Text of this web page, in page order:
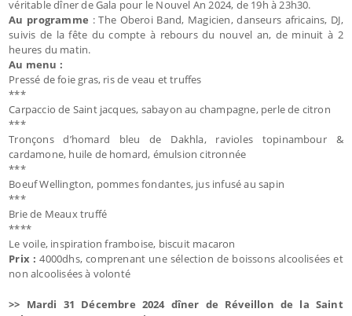
véritable dîner de Gala pour le Nouvel An 2024, de 19h à 23h30.
Au programme : The Oberoi Band, Magicien, danseurs africains, DJ,
suivis de la fête du compte à rebours du nouvel an, de minuit à 2
heures du matin.
Au menu :
Pressé de foie gras, ris de veau et truffes
***
Carpaccio de Saint jacques, sabayon au champagne, perle de citron
***
Tronçons d’homard bleu de Dakhla, ravioles topinambour &
cardamone, huile de homard, émulsion citronnée
***
Boeuf Wellington, pommes fondantes, jus infusé au sapin
***
Brie de Meaux truffé
****
Le voile, inspiration framboise, biscuit macaron
Prix :4000dhs, comprenant une sélection de boissons alcoolisées et
non alcoolisées à volonté
>> Mardi 31 Décembre 2024 dîner de Réveillon de la Saint